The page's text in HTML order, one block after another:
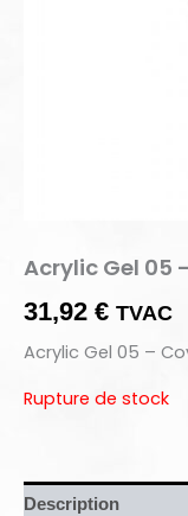
Acrylic Gel 05
31,92 € TVAC
Acrylic Gel 05 –
Rupture de stock
Description